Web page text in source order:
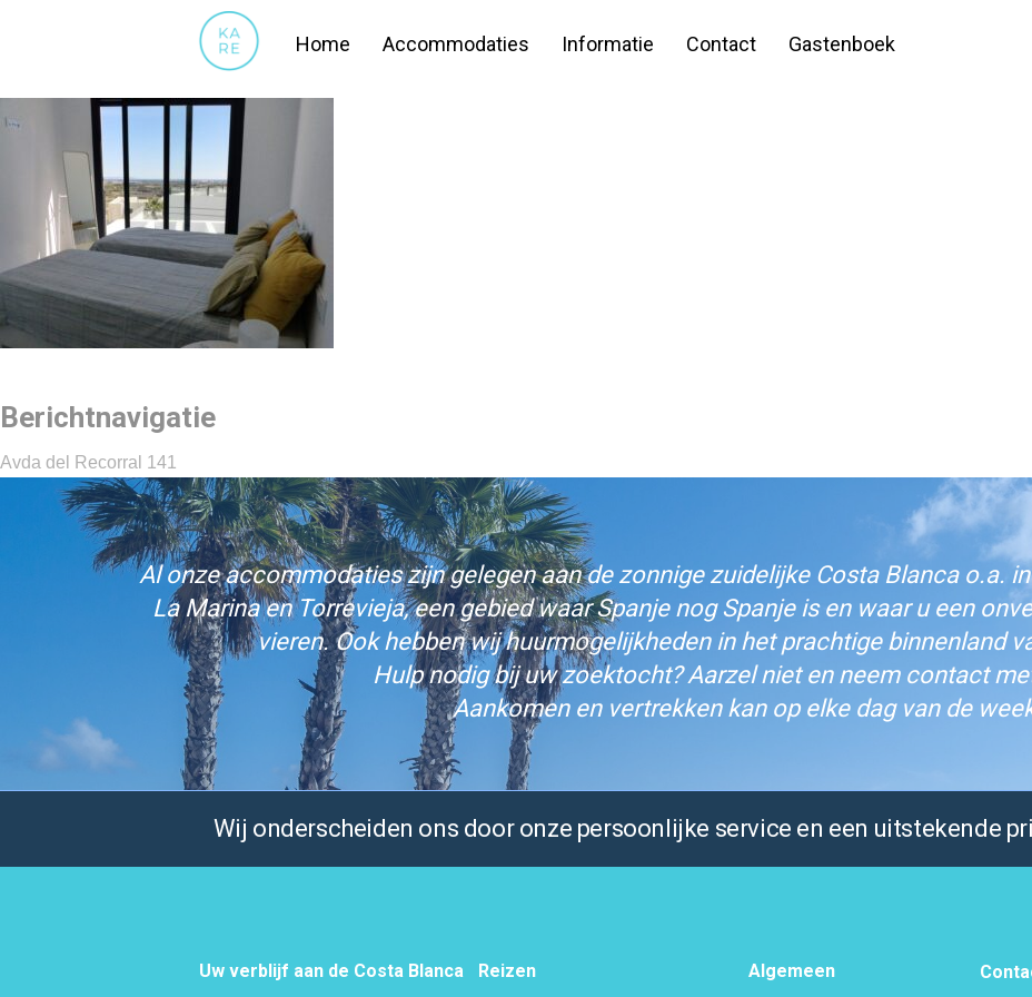
Home Accommodaties Informatie Contact Gastenboek
Berichtnavigatie
Avda del Recorral 141
Al onze accommodaties zijn gelegen aan de zonnige zuidelijke Costa Blanca o.a.
La Marina en Torrevieja, een gebied waar Spanje nog Spanje is en waar u een
vieren. Ook hebben wij huurmogelijkheden in het prachtige binnenland
Hulp nodig bij uw zoektocht? Aarzel niet en neem contact
Aankomen en vertrekken kan op elke dag van de
Wij onderscheiden ons door onze persoonlijke service en een uitstekende
Uw verblijf aan de Costa Blanca Reizen Algemeen